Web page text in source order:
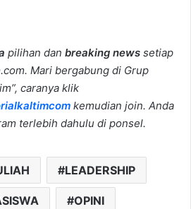
pilihan dan breaking news setiap
Mari bergabung di Grup
caranya klik
kemudian join. Anda
terlebih dahulu di ponsel.
LEADERSHIP
OPINI